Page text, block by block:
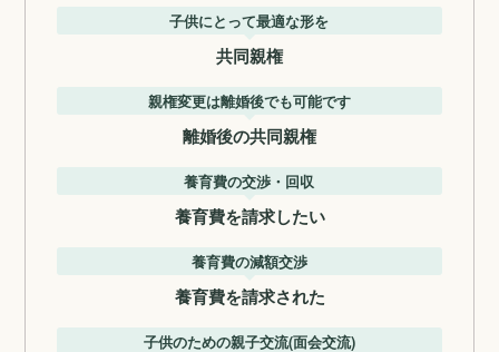
子供にとって最適な形を
共同親権
親権変更は離婚後でも可能です
離婚後の共同親権
養育費の交渉・回収
養育費を請求したい
養育費の減額交渉
養育費を請求された
子供のための親子交流(面会交流)